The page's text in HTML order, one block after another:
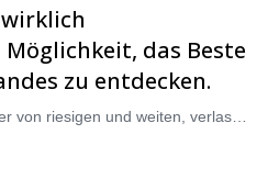
das Beste
zu entdecken.